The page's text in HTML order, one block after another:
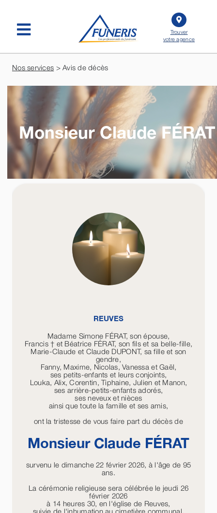
contenu
Trouver
votre agence
Nos services > Avis de décès
Monsieur ClaudeFÉRAT
REUVES
Madame Simone FÉRAT, son épouse,
Francis † et Béatrice FÉRAT, son fils et sa belle-fille,
Marie-Claude et Claude DUPONT, sa fille et son
gendre,
Fanny, Maxime, Nicolas, Vanessa et Gaël,
ses petits-enfants et leurs conjoints,
Louka, Alix, Corentin, Tiphaine, Julien et Manon,
ses arrière-petits-enfants adorés,
ses neveux et nièces
ainsi que toute la famille et ses amis,
ont la tristesse de vous faire part du décès de
Monsieur Claude FÉRAT
survenu le dimanche 22 février 2026, à l'âge de 95
ans.
La cérémonie religieuse sera célébrée le jeudi 26
février 2026
à 14 heures 30, en l'église de Reuves,
suivie de l'inhumation au cimetière communal.